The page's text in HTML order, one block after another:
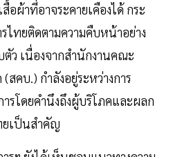
อผ้าที่อาจระคายเคืองได้ กระ
ไทยติดตามความคืบหน้าอย่าง
ว เนื่องจากสำนักงานคณะ
สคบ.) กำลังอยู่ระหว่างการ
รโดยคำนึงถึงผู้บริโภคและผลก
ยเป็นสำคัญ